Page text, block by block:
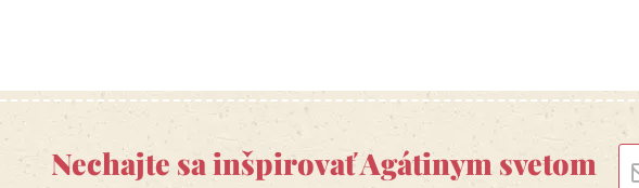
Nechajte sa inšpirovať Agátinym svetom